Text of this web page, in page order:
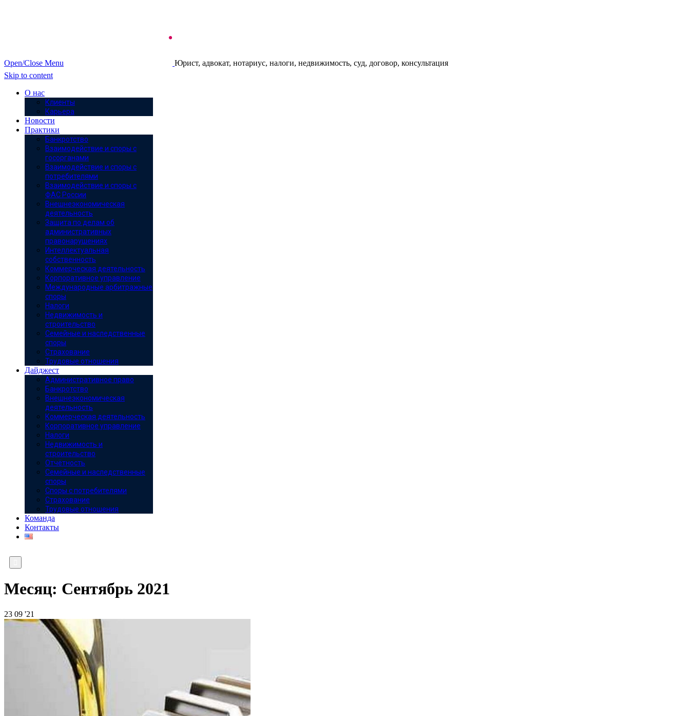
Open/Close Menu
Юрист, адвокат, нотариус, налоги, недвижимость, суд, договор, консультация
Skip to content
О нас
Клиенты
Карьера
Новости
Практики
Банкротство
Взаимодействие и споры с
госорганами
Взаимодействие и споры с
потребителями
Взаимодействие и споры с
ФАС России
Внешнеэкономическая
деятельность
Защита по делам об
административных
правонарушениях
Интеллектуальная
собственность
Коммерческая деятельность
Корпоративное управление
Международные арбитражные
споры
Налоги
Недвижимость и
строительство
Семейные и наследственные
споры
Страхование
Трудовые отношения
Дайджест
Административное право
Банкротство
Внешнеэкономическая
деятельность
Коммерческая деятельность
Корпоративное управление
Налоги
Недвижимость и
строительство
Отчётность
Семейные и наследственные
споры
Споры с потребителями
Страхование
Трудовые отношения
Команда
Контакты
Месяц: Сентябрь 2021
23 09 '21